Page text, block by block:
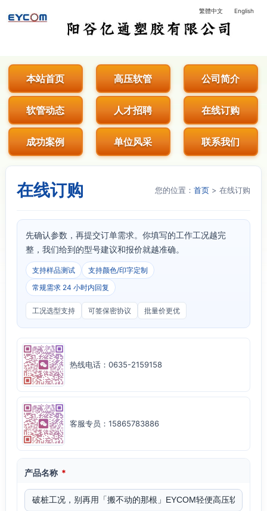
阳谷亿通塑胶有限公司 - 专业生产
繁體中文 English
本站首页 高压软管 公司简介
软管动态 人才招聘 在线订购
成功案例 单位风采 联系我们
在线订购 您的位置：首页 > 在线订购
先确认参数，再提交订单需求。你填写的工作工况越完
整，我们给到的型号建议和报价就越准确。
支持样品测试
支持颜色/印字定制
常规需求 24 小时内回复
工况选型支持 可签保密协议 批量价更优
热线电话：0635-2159158
客服专员：15865783886
产品名称 *